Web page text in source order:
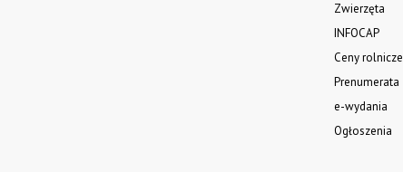
Zwierzęta
INFOCAP
Ceny rolnicze
Prenumerata
e-wydania
Ogłoszenia